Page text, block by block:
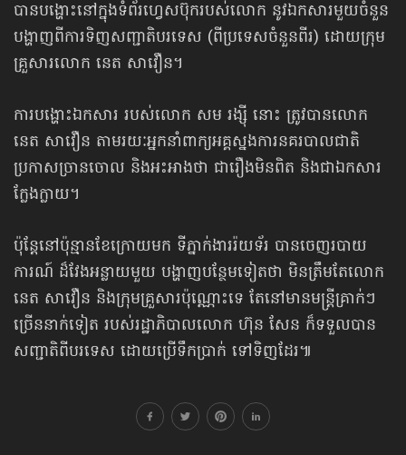
បានបង្ហោះ​នៅក្នុង​ទំព័រហ្វេសប៊ុក​របស់លោក នូវ​ឯកសារមួយចំនួន
បង្ហាញពី​ការទិញ​សញ្ជាតិបរទេស (ពីប្រទេសចំនួនពីរ) ដោយក្រុម
គ្រួសារលោក នេត សាវឿន។
ការបង្ហោះឯកសារ របស់លោក សម រង្ស៊ី នោះ ត្រូវបានលោក
នេត សាវឿន តាមរយៈ​អ្នកនាំពាក្យ​អគ្គស្នងការ​នគរបាលជាតិ
ប្រកាសច្រានចោល និងអះអាងថា ជារឿងមិនពិត និងជាឯកសារ​
ក្លែងក្លាយ។
ប៉ុន្តែនៅប៉ុន្មានខែក្រោយមក ទីភ្នាក់ងាររ៉យទ័រ បានចេញរបាយ
ការណ៍ ដ៏វែងអន្លាយមួយ បង្ហាញបន្ថែមទៀតថា មិន​ត្រឹមតែលោក
នេត សាវឿន និងក្រុមគ្រួសារប៉ុណ្ណោះទេ តែនៅមានមន្ត្រីគ្រាក់ៗ
ច្រើននាក់ទៀត របស់​រដ្ឋាភិបាល​លោក ហ៊ុន សែន ក៏ទទួលបាន
សញ្ជាតិពីបរទេស ដោយប្រើទឹកប្រាក់ ទៅទិញដែរ៕